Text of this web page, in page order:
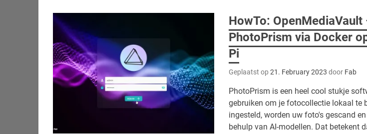
HowTo:
PhotoPrism via Docker
Pi
Geplaatst op21. February 2023 door Fab
PhotoPrism is een heel cool stukje
gebruiken om je fotocollectie lokaal te
ingesteld, worden uw foto's gescand
behulp van AI-modellen. Dat betekent